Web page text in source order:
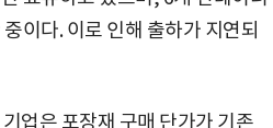
이다. 이로 인해 출하가 지연되
업은 포장재 구매 단가가 기존